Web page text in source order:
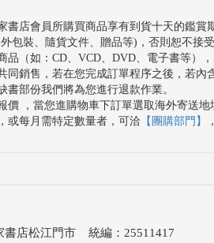
書店會員所購買商品享有到貨十天的鑑
包裝、隨貨文件、贈品等)，否則恕不接受
品（如：CD、VCD、DVD、電子書等）
同銷售，若在您完成訂單程序之後，若
書部份我們將為您進行退款作業。
價 ，當您進購物車下訂單選取海外寄送
或每月需特定數量者，可洽 【團購部門】
書店松江門市 統編：25511417